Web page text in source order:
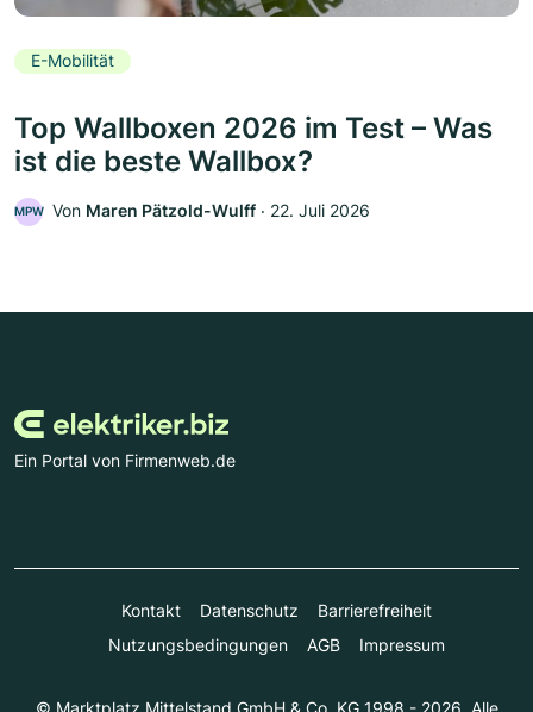
E-Mobilität
Top Wallboxen 2026 im Test – Was
ist die beste Wallbox?
MPW Von Maren Pätzold-Wulff ‧ 22. Juli 2026
Ein Portal von Firmenweb.de
Kontakt Datenschutz
Barrierefreiheit
Nutzungsbedingungen
AGB Impressum